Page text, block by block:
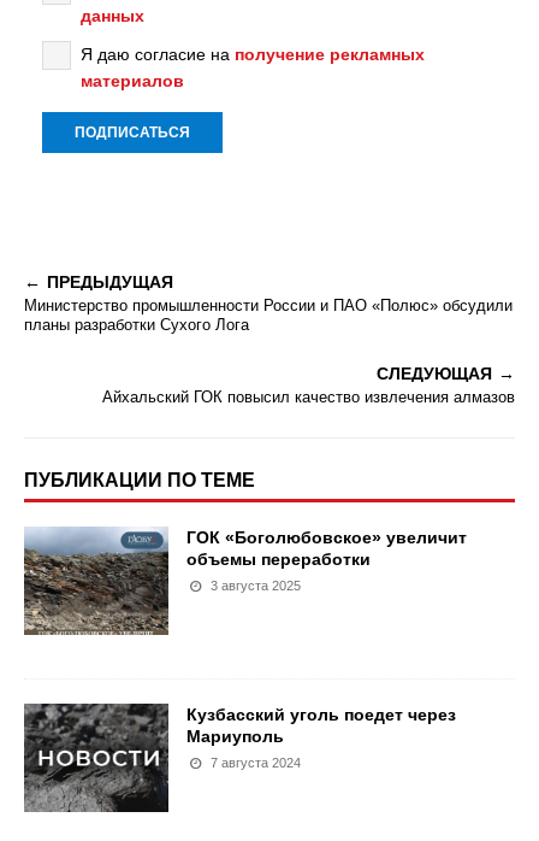
данных
Я даю согласие на получение рекламных
материалов
ПРЕДЫДУЩАЯ
Министерство промышленности России и ПАО «Полюс» обсудили
планы разработки Сухого Лога
СЛЕДУЮЩАЯ
Айхальский ГОК повысил качество извлечения алмазов
ПУБЛИКАЦИИ ПО ТЕМЕ
ГОК «Боголюбовское» увеличит
объемы переработки
3 августа 2025
Кузбасский уголь поедет через
Мариуполь
7 августа 2024